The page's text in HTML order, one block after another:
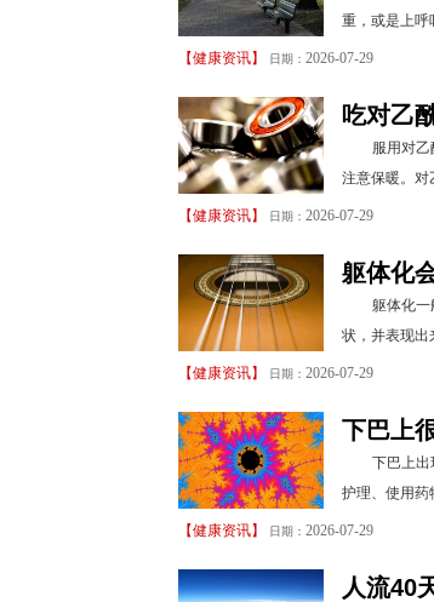
重，或是上呼
【健康资讯】 日期： 2026-07-29
吃对乙
服用对
注意保暖。对
【健康资讯】 日期： 2026-07-29
躯体化
躯体化一
状，并表现出
【健康资讯】 日期： 2026-07-29
下巴上
下巴上出
护理、使用药
【健康资讯】 日期： 2026-07-29
人流40